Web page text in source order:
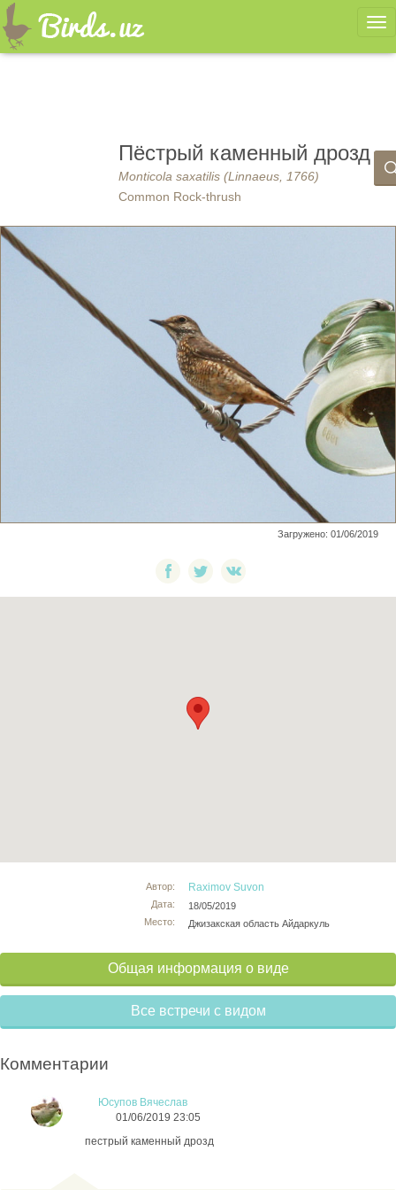
Пёстрый каменный дрозд
Monticola saxatilis (Linnaeus, 1766)
Common Rock-thrush
Загружено: 01/06/2019
Автор:
Дата:
Место:
Raximov Suvon
18/05/2019
Джизакская область Айдаркуль
Общая информация о виде
Все встречи с видом
Комментарии
Юсупов Вячеслав
01/06/2019 23:05
пестрый каменный дрозд